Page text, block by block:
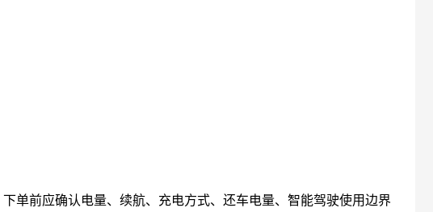
单前应确认电量、续航、充电方式、还车电量、智能驾驶使用边界